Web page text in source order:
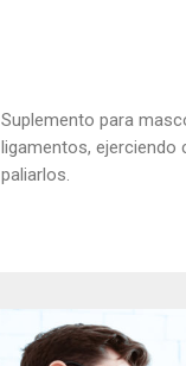
Suplemento para
ligamentos,
paliarlos.